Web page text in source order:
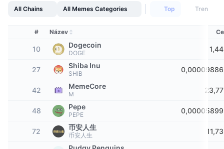
Nedávno přidané
Vítězové a poražení
Nejnavštěvovanější
Sentiment komunity
Žebříček chainů
Predikční trhy
Index sezóny altcoinů
Ukazatele tržního cyklu
Dominance Bitcoinu
Index CoinMarketCap 100
Tooky ETF
Integrace AI
CMC Centrum pro agenty
CMC Max
Hlavní zprávy
Telegram bot
Webové widgety
All Chains All Memes Categories Top Trending
# Název
10 Dogecoin
DOGE
27 Shiba Inu
SHIB
42 MemeCore
M
48 Pepe
PEPE
72 币安人生
币安人生